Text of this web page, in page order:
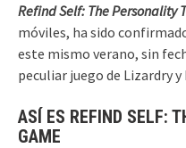
Refind Self: The Personality
móviles, ha sido
este mismo verano, sin
peculiar juego de Lizardry y
ASÍ ES REFIND SELF:
GAME